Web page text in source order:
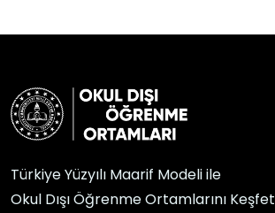
Türkiye Yüzyılı Maarif Modeli ile
Okul Dışı Öğrenme Ortamlarını Keşfet